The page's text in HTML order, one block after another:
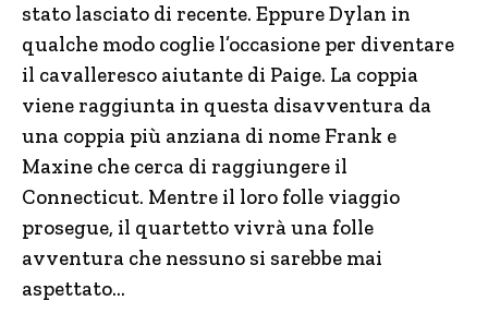
stato lasciato di recente. Eppure Dylan in
qualche modo coglie l’occasione per diventare
il cavalleresco aiutante di Paige. La coppia
viene raggiunta in questa disavventura da
una coppia più anziana di nome Frank e
Maxine che cerca di raggiungere il
Connecticut. Mentre il loro folle viaggio
prosegue, il quartetto vivrà una folle
avventura che nessuno si sarebbe mai
aspettato…